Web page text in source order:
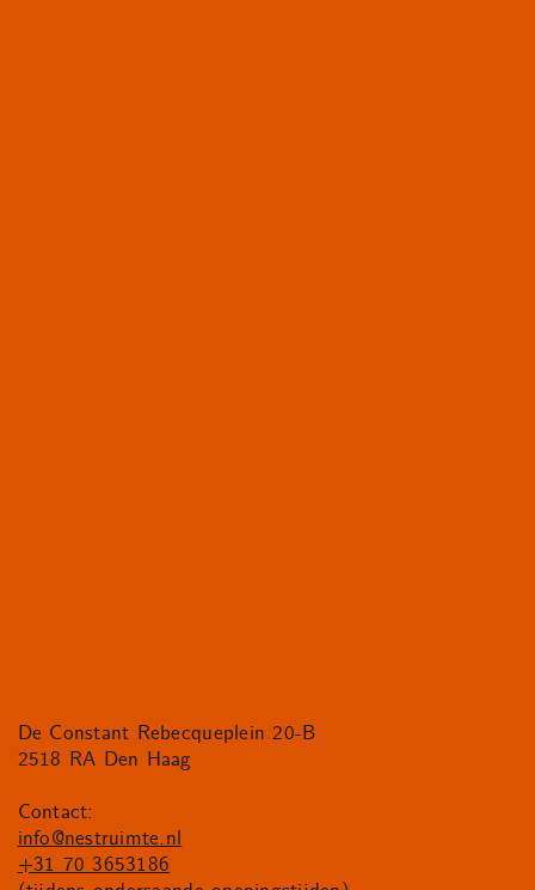
De Constant Rebecqueplein 20-B
2518 RA Den Haag
Contact:
info@nestruimte.nl
+31 70 3653186